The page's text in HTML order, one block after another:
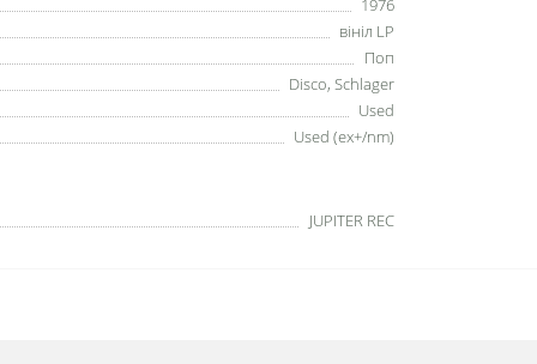
1976
вініл LP
Поп
Disco, Schlager
Used
Used (ex+/nm)
JUPITER REC